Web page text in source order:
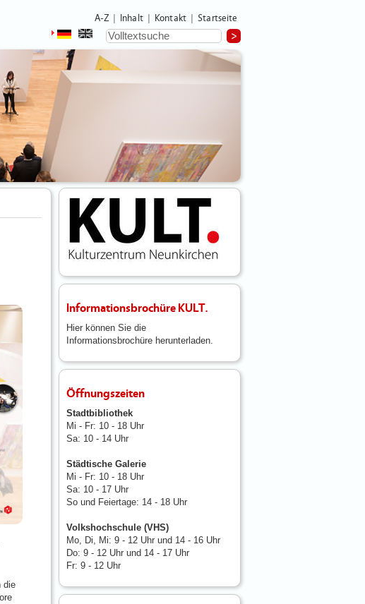
A-Z Inhalt Kontakt Startseite
die
Informationsbrochüre KULT.
Hier können Sie die
Informationsbrochüre herunterladen.
Öffnungszeiten
Stadtbibliothek
Mi - Fr: 10 - 18 Uhr
Sa: 10 - 14 Uhr
Städtische Galerie
Mi - Fr: 10 - 18 Uhr
Sa: 10 - 17 Uhr
So und Feiertage: 14 - 18 Uhr
Volkshochschule (VHS)
Mo, Di, Mi: 9 - 12 Uhr und 14 - 16 Uhr
Do: 9 - 12 Uhr und 14 - 17 Uhr
Fr: 9 - 12 Uhr